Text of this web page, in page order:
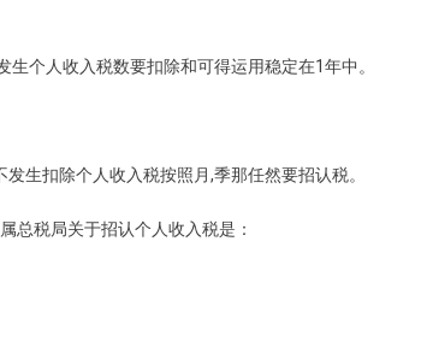
个人收入税数要扣除和可得运用稳定在1年中。
生扣除个人收入税按照月,季那任然要招认税。
总税局关于招认个人收入税是：